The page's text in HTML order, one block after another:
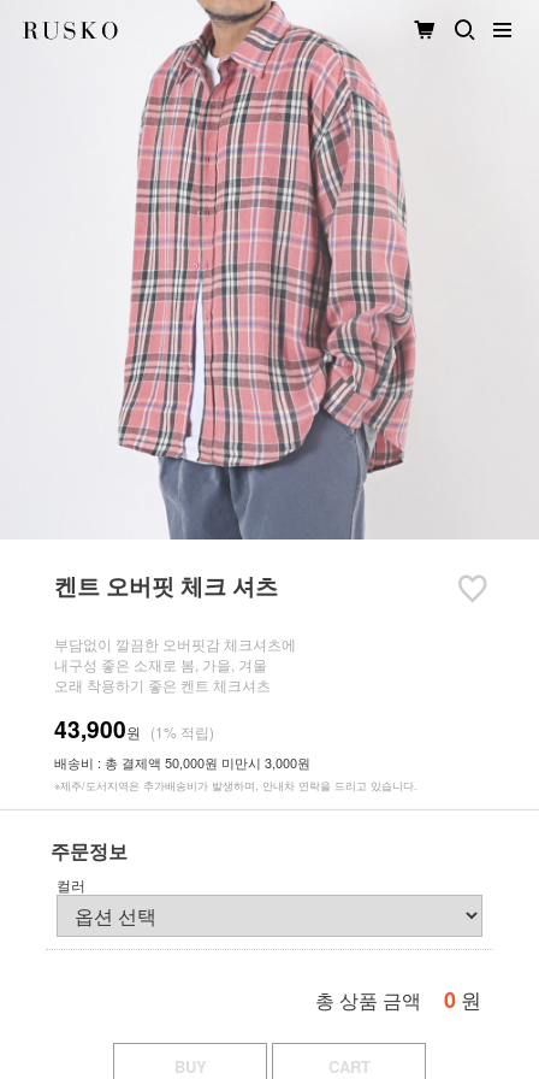
켄트 오버핏 체크 셔츠
부담없이 깔끔한 오버핏감 체크셔츠에
내구성 좋은 소재로 봄, 가을, 겨울
오래 착용하기 좋은 켄트 체크셔츠
43,900원 (1% 적립)
배송비 : 총 결제액 50,000원 미만시 3,000원
※제주/도서지역은 추가배송비가 발생하며, 안내차 연락을 드리고 있습니다.
주문정보
컬러
총 상품 금액 0 원
BUY CART